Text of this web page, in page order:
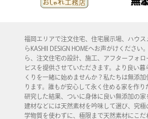
福岡エリアで注文住宅、住宅展示場、ハウス
らKASHII DESIGN HOMEへお声がけください
ら、注文住宅の設計、施工、アフターフォ
ビスを提供させていただきます。より良い暮
くりを一緒に始めませんか？私たちは無添
ります。誰もが安心して永く住める家を作
研究した結果、ついに身体に良い無添加の家
建材などには天然素材を吟味して選び、究極
学物質を使わずに、極限まで天然素材にこだ